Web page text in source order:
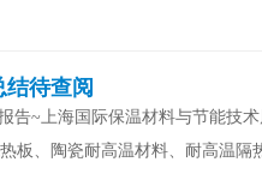
待查阅
告~上海国际保温材料与节能技
板、陶瓷耐高温材料、耐高温隔